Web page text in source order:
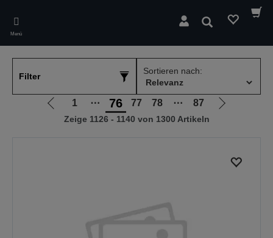
main
content
Menü
Suchen
Filter
Sortieren nach:
Zur
vorherigen
1 ⋯ 76 77 78 ⋯ 87
Zur
Zeige 1126 - 1140 von 1300 Artikeln